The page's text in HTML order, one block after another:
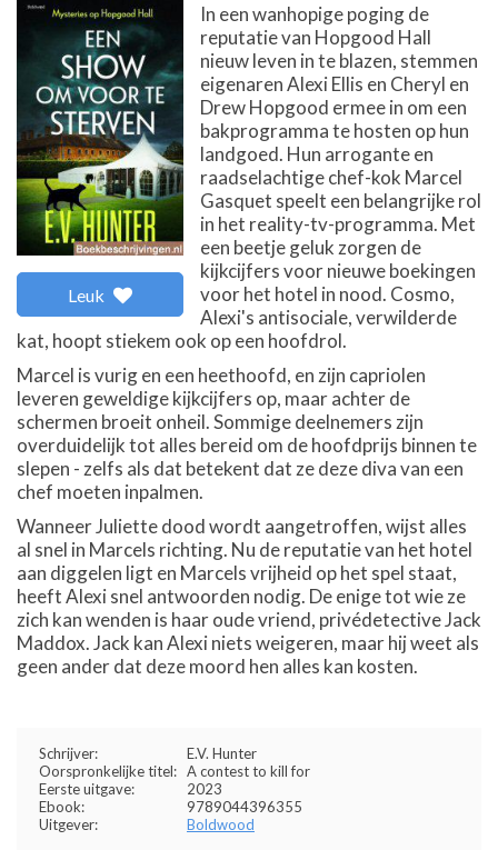
Leuk
In een wanhopige poging de
reputatie van Hopgood Hall
nieuw leven in te blazen, stemmen
eigenaren Alexi Ellis en Cheryl en
Drew Hopgood ermee in om een
bakprogramma te hosten op hun
landgoed. Hun arrogante en
raadselachtige chef-kok Marcel
Gasquet speelt een belangrijke rol
in het reality-tv-programma. Met
een beetje geluk zorgen de
kijkcijfers voor nieuwe boekingen
voor het hotel in nood. Cosmo,
Alexi's antisociale, verwilderde
kat, hoopt stiekem ook op een hoofdrol.
Marcel is vurig en een heethoofd, en zijn capriolen
leveren geweldige kijkcijfers op, maar achter de
schermen broeit onheil. Sommige deelnemers zijn
overduidelijk tot alles bereid om de hoofdprijs binnen te
slepen - zelfs als dat betekent dat ze deze diva van een
chef moeten inpalmen.
Wanneer Juliette dood wordt aangetroffen, wijst alles
al snel in Marcels richting. Nu de reputatie van het hotel
aan diggelen ligt en Marcels vrijheid op het spel staat,
heeft Alexi snel antwoorden nodig. De enige tot wie ze
zich kan wenden is haar oude vriend, privédetective Jack
Maddox. Jack kan Alexi niets weigeren, maar hij weet als
geen ander dat deze moord hen alles kan kosten.
Schrijver:
E.V. Hunter
Oorspronkelijke titel: A contest to kill for
Eerste uitgave:
2023
Ebook:
9789044396355
Uitgever:
Boldwood